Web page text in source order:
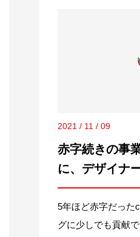
2021 / 11 / 09
赤字続きの事
に、デザイナ
5年ほど赤字だった
グに少しでも貢献